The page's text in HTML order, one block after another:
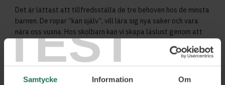
TEST
Samtycke Information Om
Det är lättast att tillfredsställa de tre behoven hos de minsta
barnen. De ropar ”kan själv”, vill lära sig nya saker och vara
nära oss vuxna. Hos skolbarn kan vi skapa läslust genom att
börja läsa en bok för barnet, diskutera innehållet, spekulera
om slutet – men sluta läsa när det är som mest spännande.
Låt sedan boken ligga framme, förhoppningsvis frestas då
barnet att fortsätta läsa självt. För att barnet ska utmanas,